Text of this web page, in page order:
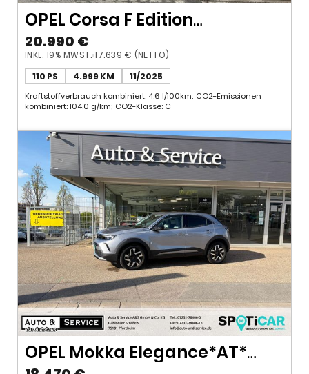
OPEL Corsa F Edition
1.2AT*LED*Sofort-Verfügbar*
20.990 €
INKL. 19% MWST. 17.639 € (NETTO)
110 PS
4.999 KM 11/2025
Kraftstoffverbrauch kombiniert: 4.6 l/100km; CO2-Emissionen
kombiniert: 104.0 g/km; CO2-Klasse: C
OPEL Mokka Elegance*AT*